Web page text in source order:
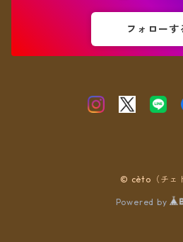
フォローす
© cèto（チェ
Powered by